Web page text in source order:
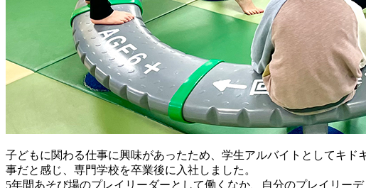
子どもに関わる仕事に興味があったため、学生アルバイトとしてキ
事だと感じ、専門学校を卒業後に入社しました。
5年間あそび場のプレイリーダーとして働くなか、自分のプレイリー